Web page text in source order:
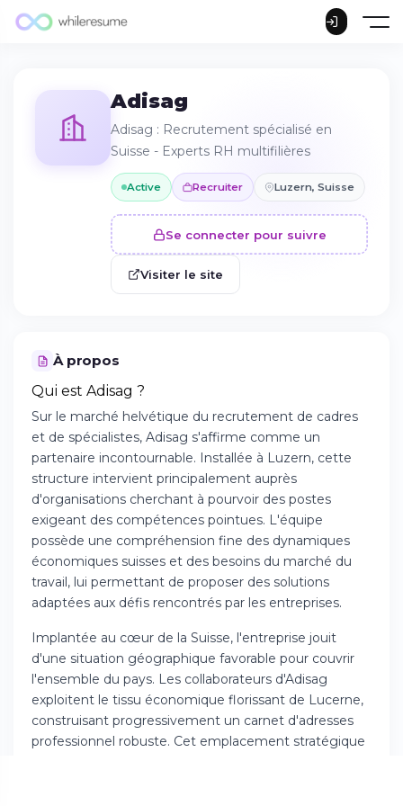
Adisag
Adisag : Recrutement spécialisé en
Suisse - Experts RH multifilières
Active Recruiter Luzern, Suisse
Se connecter pour suivre
Visiter le site
À propos
Qui est Adisag ?
Sur le marché helvétique du recrutement de cadres
et de spécialistes, Adisag s'affirme comme un
partenaire incontournable. Installée à Luzern, cette
structure intervient principalement auprès
d'organisations cherchant à pourvoir des postes
exigeant des compétences pointues. L'équipe
possède une compréhension fine des dynamiques
économiques suisses et des besoins du marché du
travail, lui permettant de proposer des solutions
adaptées aux défis rencontrés par les entreprises.
Implantée au cœur de la Suisse, l'entreprise jouit
d'une situation géographique favorable pour couvrir
l'ensemble du pays. Les collaborateurs d'Adisag
exploitent le tissu économique florissant de Lucerne,
construisant progressivement un carnet d'adresses
professionnel robuste. Cet emplacement stratégique